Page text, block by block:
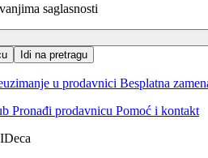
saglasnosti
Idi na pretragu
u prodavnici Besplatna
Pronađi prodavnicu Pomoć i kontakt
Deca